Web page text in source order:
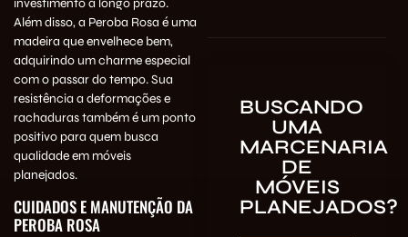
investimento a longo prazo.
Além disso, a Peroba Rosa é uma
madeira que envelhece bem,
adquirindo um charme especial
com o passar do tempo. Sua
resistência a deformações e
rachaduras também é um ponto
positivo para quem busca
qualidade em móveis
planejados.
CUIDADOS E MANUTENÇÃO DA
PEROBA ROSA
BUSCANDO
UMA
MARCENARIA
DE
MÓVEIS
PLANEJADOS?